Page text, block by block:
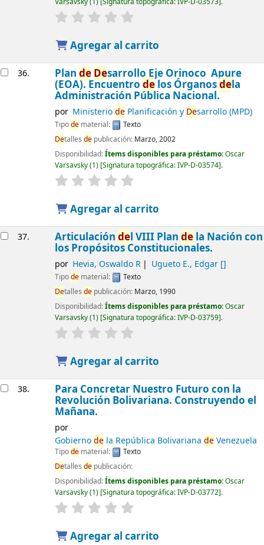
Agregar al carrito
36. Plan de Desarrollo Eje Orinoco  Apure
(EOA). Encuentro delos Órganosdela
Administración Pública Nacional.
por MinisteriodePlanificación y Desarrollo (MPD)
Tipodematerial:
Texto
Detalles depublicación: Marzo, 2002
Disponibilidad:Ítems disponibles para préstamo:Oscar
Varsavsky(1) Signatura topográfica:IVP-D-03574 .
Agregar al carrito
37. Articulación del VIII Plan dela Nación con
los Propósitos Constitucionales.
por Hevia, Oswaldo R Ugueto E., Edgar[]
Tipodematerial:
Texto
Detalles depublicación: Marzo, 1990
Disponibilidad:Ítems disponibles para préstamo:Oscar
Varsavsky(1) Signatura topográfica:IVP-D-03759 .
Agregar al carrito
38. Para Concretar Nuestro Futuro con la
Revolución Bolivariana. Construyendo el
Mañana.
por
Gobiernodela República Bolivariana deVenezuela
Tipodematerial:
Texto
Detalles depublicación:
Disponibilidad:Ítems disponibles para préstamo:Oscar
Varsavsky(1) Signatura topográfica:IVP-D-03772 .
Agregar al carrito